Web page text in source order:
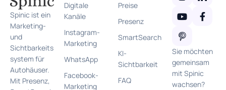
Spinic ist ein
Marketing-
und
Sichtbarkeits
system für
Autohäuser.
Mit Presenz,
Digitale
Kanäle
Instagram-
Marketing
WhatsApp
Facebook-
Marketing
Preise
Presenz
SmartSearch
KI-
Sichtbarkeit
FAQ
Sie möchten
gemeinsam
mit Spinic
wachsen?